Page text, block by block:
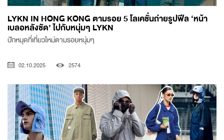
LYKN IN HONG KONG ตามรอย 5 โลเคชั่นถ่ายรูปฟีล ‘หน้า
เบลอหลังชัด’ ไปกับหนุ่มๆ LYKN
ปักหมุดที่เที่ยวใหม่ตามรอยหนุ่มๆ
02.10.2025 2574